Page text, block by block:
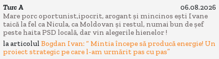
Turc A
06.08.2026
Mare porc oportunist,ipocrit, arogant și mincinos ești Ivane
taică la fel ca Nicula, ca Moldovan și restul, numai bun de șef
peste haita PSD locală, dar vin alegerile hienelor !
la articolul Bogdan Ivan: “ Mintia începe să producă energie! Un
proiect strategic pe care l-am urmărit pas cu pas”